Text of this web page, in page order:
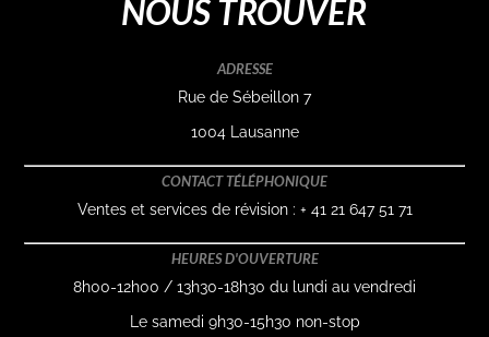
NOUS TROUVER
ADRESSE
Rue de Sébeillon 7
1004 Lausanne
CONTACT TÉLÉPHONIQUE
Ventes et services de révision : + 41 21 647 51 71
HEURES D'OUVERTURE
8h00-12h00 / 13h30-18h30 du lundi au vendredi
Le samedi 9h30-15h30 non-stop